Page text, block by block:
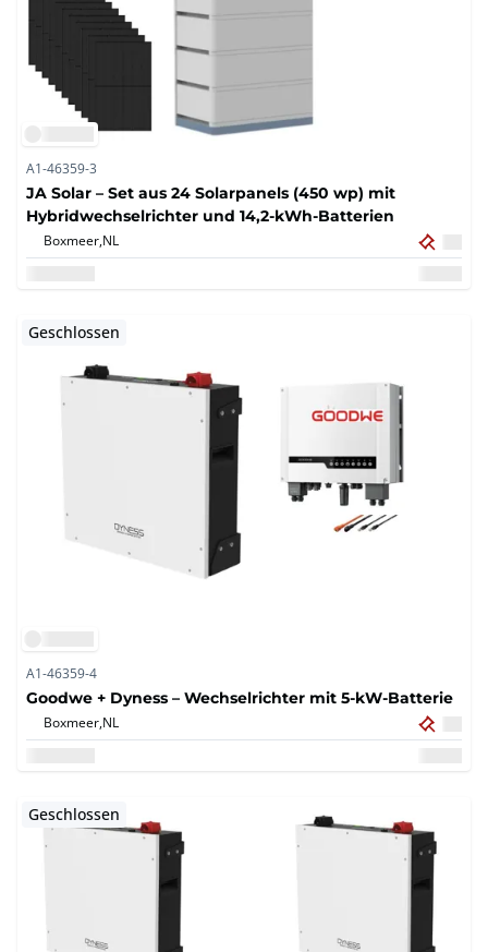
A1-46359-3
JA Solar – Set aus 24 Solarpanels (450 wp) mit
Hybridwechselrichter und 14,2-kWh-Batterien
Boxmeer,NL
Geschlossen
A1-46359-4
Goodwe + Dyness – Wechselrichter mit 5-kW-Batterie
Boxmeer,NL
Geschlossen